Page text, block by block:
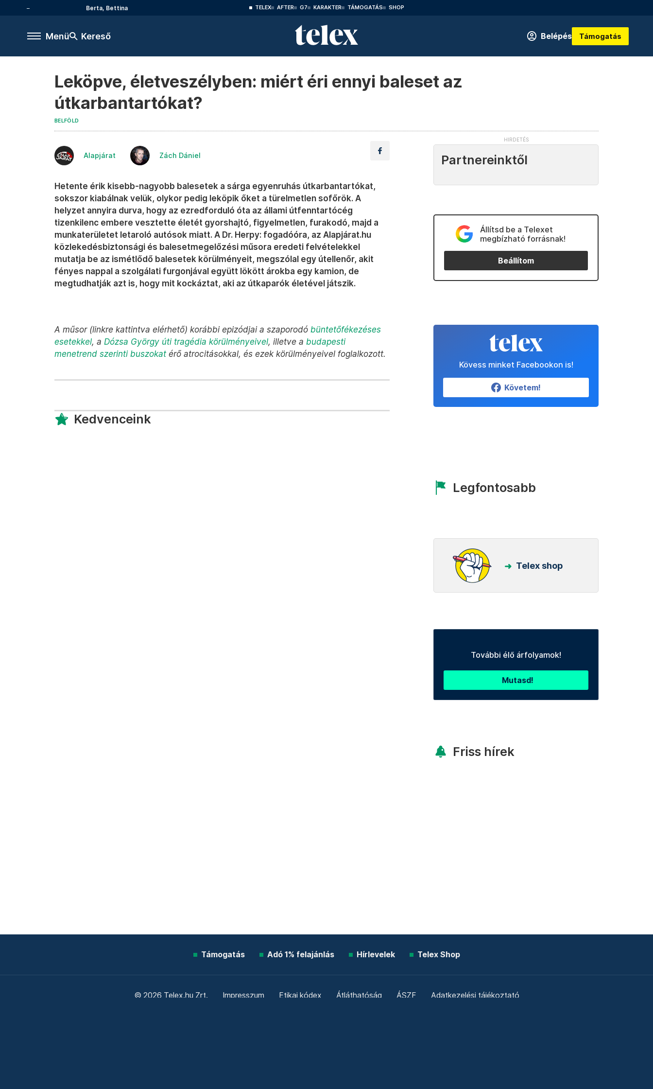
Berta, Bettina TELEX AFTER G7 KARAKTER TÁMOGATÁS SHOP
Menü Kereső Belépés Támogatás
Leköpve, életveszélyben: miért éri ennyi baleset az
útkarbantartókat?
BELFÖLD
Alapjárat Zách Dániel
Hetente érik kisebb-nagyobb balesetek a sárga egyenruhás útkarbantartókat,
sokszor kiabálnak velük, olykor pedig leköpik őket a türelmetlen sofőrök. A
helyzet annyira durva, hogy az ezredforduló óta az állami útfenntartócég
tizenkilenc embere vesztette életét gyorshajtó, figyelmetlen, furakodó, majd a
munkaterületet letaroló autósok miatt. A Dr. Herpy: fogadóóra, az Alapjárat.hu
közlekedésbiztonsági és balesetmegelőzési műsora eredeti felvételekkel
mutatja be az ismétlődő balesetek körülményeit, megszólal egy útellenőr, akit
fényes nappal a szolgálati furgonjával együtt lökött árokba egy kamion, de
megtudhatják azt is, hogy mit kockáztat, aki az útkaparók életével játszik.
A műsor (linkre kattintva elérhető) korábbi epizódjai a szaporodó büntetőfékezéses
esetekkel, a Dózsa György úti tragédia körülményeivel, illetve a budapesti
menetrend szerinti buszokat érő atrocitásokkal, és ezek körülményeivel foglalkozott.
Kedvenceink
Partnereinktől
Állítsd be a Telexet
megbízható forrásnak!
Beállítom
Kövess minket Facebookon is!
Követem!
Legfontosabb
Telex shop
További élő árfolyamok!
Mutasd!
Friss hírek
Támogatás Adó 1% felajánlás Hírlevelek Telex Shop
© 2026 Telex.hu Zrt. Impresszum Etikai kódex Átláthatóság ÁSZF Adatkezelési tájékoztató